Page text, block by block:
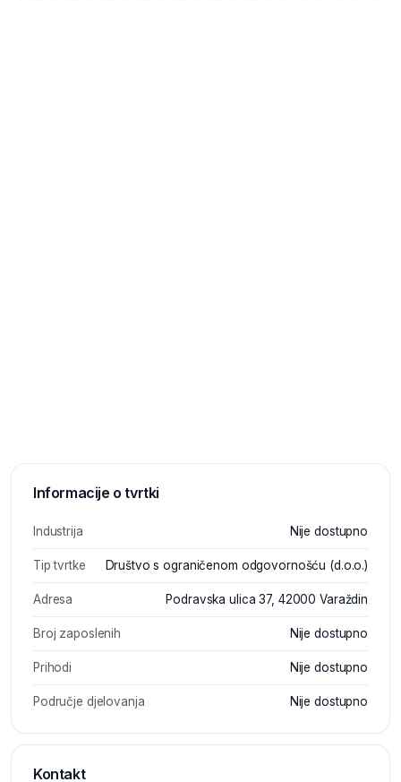
Informacije o tvrtki
Industrija Nije dostupno
Tip tvrtke Društvo s ograničenom odgovornošću (d.o.o.)
Adresa Podravska ulica 37, 42000 Varaždin
Broj zaposlenih Nije dostupno
Prihodi Nije dostupno
Područje djelovanja Nije dostupno
Kontakt